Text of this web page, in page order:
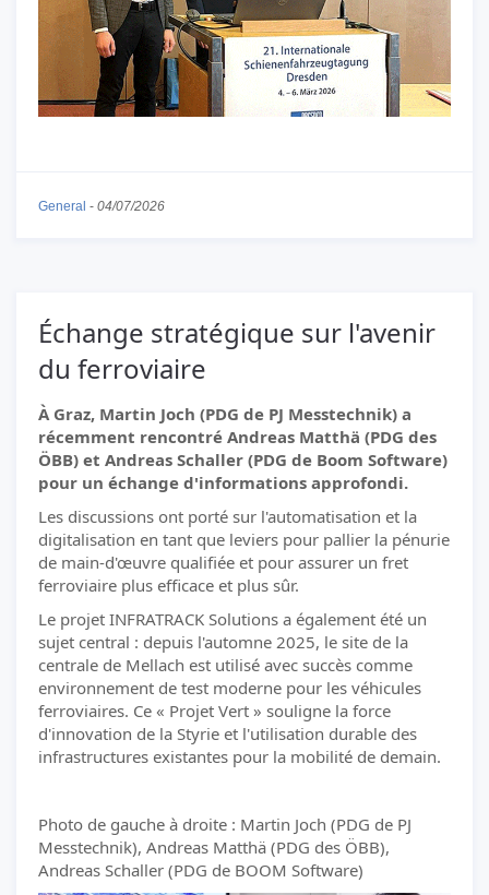
General - 04/07/2026
Échange stratégique sur l'avenir
du ferroviaire
À Graz, Martin Joch (PDG de PJ Messtechnik) a
récemment rencontré Andreas Matthä (PDG des
ÖBB) et Andreas Schaller (PDG de Boom Software)
pour un échange d'informations approfondi.
Les discussions ont porté sur l'automatisation et la
digitalisation en tant que leviers pour pallier la pénurie
de main-d'œuvre qualifiée et pour assurer un fret
ferroviaire plus efficace et plus sûr.
Le projet INFRATRACK Solutions a également été un
sujet central : depuis l'automne 2025, le site de la
centrale de Mellach est utilisé avec succès comme
environnement de test moderne pour les véhicules
ferroviaires. Ce « Projet Vert » souligne la force
d'innovation de la Styrie et l'utilisation durable des
infrastructures existantes pour la mobilité de demain.
Photo de gauche à droite : Martin Joch (PDG de PJ
Messtechnik), Andreas Matthä (PDG des ÖBB),
Andreas Schaller (PDG de BOOM Software)